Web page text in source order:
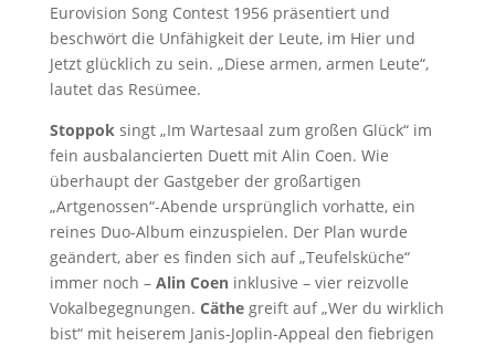
Eurovision Song Contest 1956 präsentiert und
beschwört die Unfähigkeit der Leute, im Hier und
Jetzt glücklich zu sein. „Diese armen, armen Leute“,
lautet das Resümee.
Stoppoksingt „Im Wartesaal zum großen Glück“ im
fein ausbalancierten Duett mit Alin Coen. Wie
überhaupt der Gastgeber der großartigen
„Artgenossen“-Abende ursprünglich vorhatte, ein
reines Duo-Album einzuspielen. Der Plan wurde
geändert, aber es finden sich auf „Teufelsküche“
immer noch – Alin Coeninklusive – vier reizvolle
Vokalbegegnungen. Cäthegreift auf „Wer du wirklich
bist“ mit heiserem Janis-Joplin-Appeal den fiebrigen